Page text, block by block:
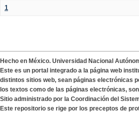
1
Hecho en México. Universidad Nacional
Este es un portal integrado a la página web
distintos sitios web, sean páginas electrónicas
los textos como de las páginas electrónicas,
Sitio administrado por la Coordinación del
Este repositorio se rige por los preceptos de